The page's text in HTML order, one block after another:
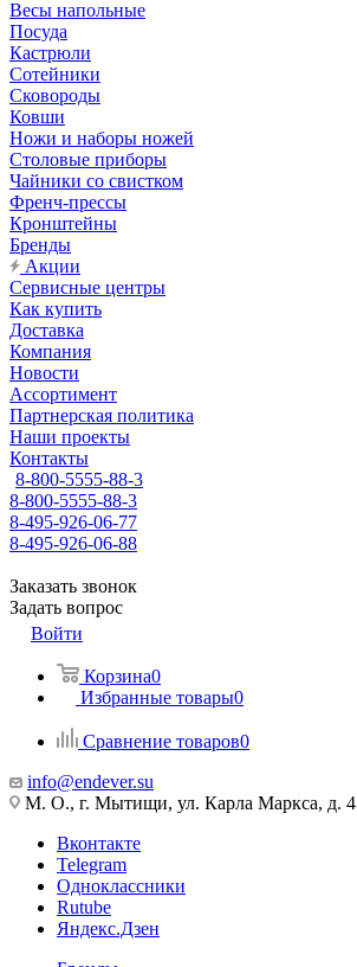
Весы напольные
Посуда
Кастрюли
Сотейники
Сковороды
Ковши
Ножи и наборы ножей
Столовые приборы
Чайники со свистком
Френч-прессы
Кронштейны
Бренды
Акции
Сервисные центры
Как купить
Доставка
Компания
Новости
Ассортимент
Партнерская политика
Наши проекты
Контакты
8-800-5555-88-3
8-800-5555-88-3
8-495-926-06-77
8-495-926-06-88
Заказать звонок
Задать вопрос
Войти
Корзина0
Избранные товары0
Сравнение товаров0
info@endever.su
М. О., г. Мытищи, ул. Карла Маркса, д. 4
Вконтакте
Telegram
Одноклассники
Rutube
Яндекс.Дзен